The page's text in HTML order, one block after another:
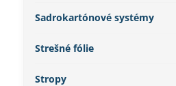
Sadrokartónové systémy
Strešné fólie
Stropy